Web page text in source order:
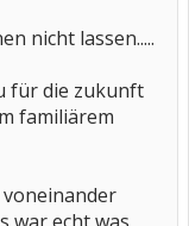
nicht lassen.....
für die zukunft
familiärem